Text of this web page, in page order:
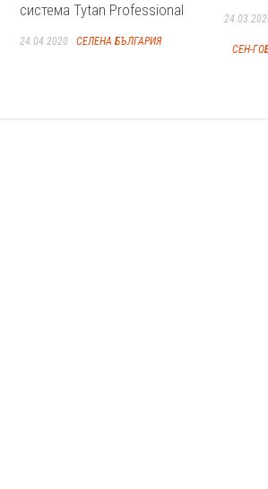
система Tytan Professional
24.04.2020 СЕЛЕНА БЪЛГАРИЯ
СЕН-